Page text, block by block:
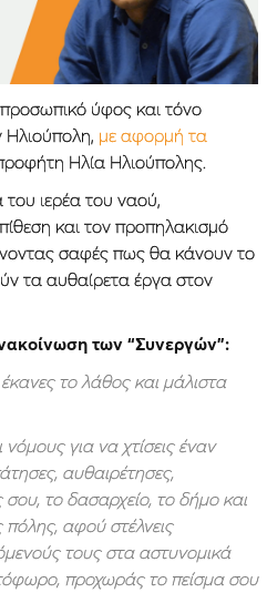
ύφος και τόνο
Ηλιούπολη, με αφορμή τα
Ηλία Ηλιούπολης.
ιερέα του ναού,
και τον προπηλακισμό
σαφές πως θα κάνουν το
τα αυθαίρετα έργα στον
των “Συνεργών”:
το λάθος και μάλιστα
για να χτίσεις έναν
αυθαιρέτησες,
σου, το δασαρχείο, το δήμο και
αφού στέλνεις
τους στα αστυνομικά
προχωράς το πείσμα σου